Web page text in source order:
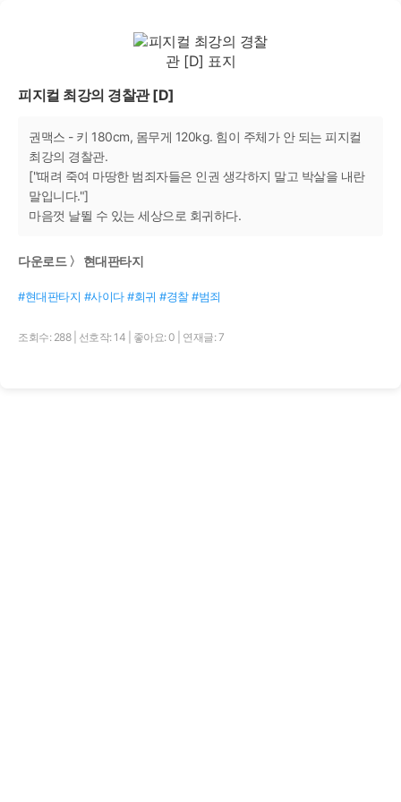
피지컬 최강의 경찰관 [D]
권맥스 - 키 180cm, 몸무게 120kg. 힘이 주체가 안 되는 피지컬
최강의 경찰관.
["때려 죽여 마땅한 범죄자들은 인권 생각하지 말고 박살을 내란
말입니다."]
마음껏 날뛸 수 있는 세상으로 회귀하다.
다운로드 〉 현대판타지
#현대판타지 #사이다 #회귀 #경찰 #범죄
조회수: 288 선호작: 14 좋아요: 0 연재글: 7